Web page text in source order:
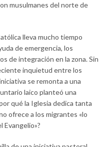
musulmanes del norte de
lleva mucho tiempo
de emergencia, los
de integración en la zona. Sin
inquietud entre los
se remonta a una
laico planteó una
qué la Iglesia dedica tanta
ofrece a los migrantes «lo
Evangelio»?